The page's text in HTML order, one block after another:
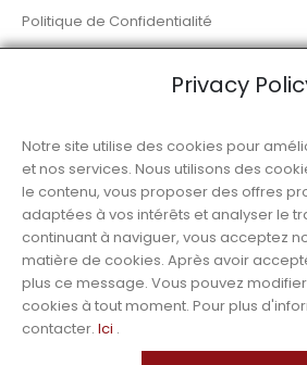
Privacy
Notre site utilise des cookies pour
et nos services. Nous utilisons des
le contenu, vous proposer des offres
adaptées à vos intérêts et analyser le
continuant à naviguer, vous acceptez
matière de cookies. Après avoir
plus ce message. Vous pouvez
cookies à tout moment. Pour plus
contacter. Ici .
Politique de Confidentialité
© Luso